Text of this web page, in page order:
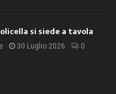
si siede a tavola
30 Luglio 2026 0